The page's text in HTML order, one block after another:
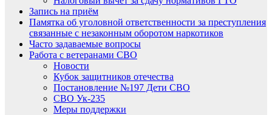
Запись на приём
Памятка об уголовной ответственности за преступления
связанные с незаконным оборотом наркотиков
Часто задаваемые вопросы
Работа с ветеранами СВО
Новости
Кубок защитников отечества
Постановление №197 Дети СВО
СВО Ук-235
Меры поддержки